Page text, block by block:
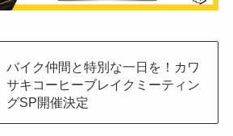
バイク仲間と特別な一日を！カワ
サキコーヒーブレイクミーティン
グSP開催決定